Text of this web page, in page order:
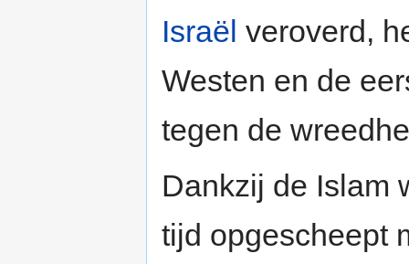
Israël veroverd,
Westen en de
tegen de
Dankzij de Islam
tijd opgescheept